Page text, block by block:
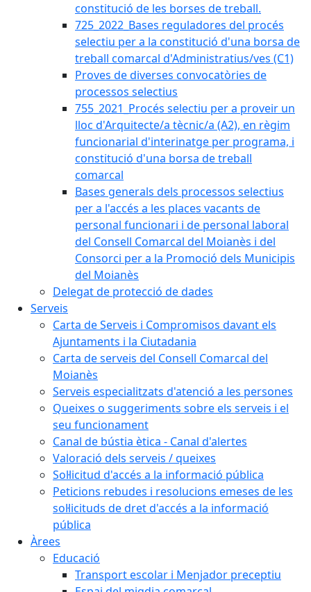
constitució de les borses de treball.
725_2022_Bases reguladores del procés
selectiu per a la constitució d'una borsa de
treball comarcal d'Administratius/ves (C1)
Proves de diverses convocatòries de
processos selectius
755_2021_Procés selectiu per a proveir un
lloc d'Arquitecte/a tècnic/a (A2), en règim
funcionarial d'interinatge per programa, i
constitució d'una borsa de treball
comarcal
Bases generals dels processos selectius
per a l'accés a les places vacants de
personal funcionari i de personal laboral
del Consell Comarcal del Moianès i del
Consorci per a la Promoció dels Municipis
del Moianès
Delegat de protecció de dades
Serveis
Carta de Serveis i Compromisos davant els
Ajuntaments i la Ciutadania
Carta de serveis del Consell Comarcal del
Moianès
Serveis especialitzats d'atenció a les persones
Queixes o suggeriments sobre els serveis i el
seu funcionament
Canal de bústia ètica - Canal d'alertes
Valoració dels serveis / queixes
Sol·licitud d'accés a la informació pública
Peticions rebudes i resolucions emeses de les
sol·licituds de dret d'accés a la informació
pública
Àrees
Educació
Transport escolar i Menjador preceptiu